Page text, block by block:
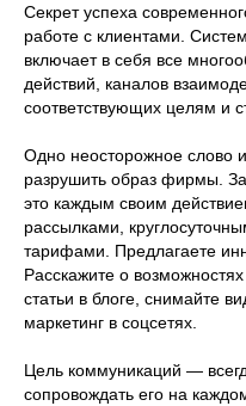
Секрет успеха
работе с клиентами.
включает в себя все
действий, каналов
соответствующих целям и
Одно неосторожное слово
разрушить образ фирмы.
это каждым своим
рассылками,
тарифами. Предлагаете
Расскажите о
статьи в блоге, снимайте
маркетинг в соцсетях.
Цель коммуникаций —
сопровождать его на